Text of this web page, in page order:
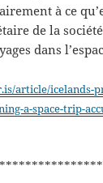
à ce
de la
dans
article/icelands-
a-space-trip-